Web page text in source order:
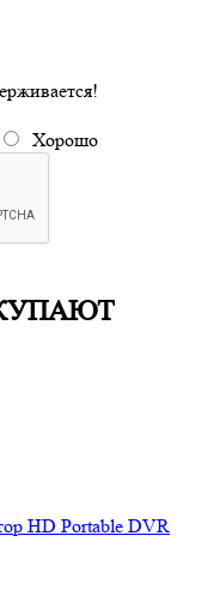
Хорошо
HD Portable DVR